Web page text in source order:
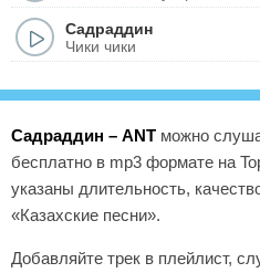
Садраддин
Чики чики
Садраддин – ANT можно
бесплатно в mp3 формате на
указаны длительность,
«Казахские песни».
Добавляйте трек в плейлист,